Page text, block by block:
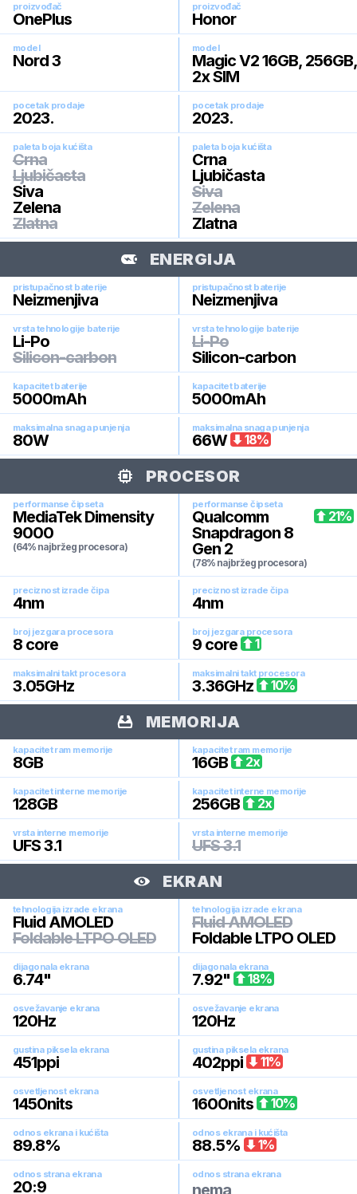
proizvođač
OnePlus
proizvođač
Honor
model
Nord 3
model
Magic V2 16GB, 256GB,
2x SIM
pocetak prodaje
2023.
pocetak prodaje
2023.
paleta boja kućišta
Crna
Ljubičasta
Siva
Zelena
Zlatna
paleta boja kućišta
Crna
Ljubičasta
Siva
Zelena
Zlatna
ENERGIJA
pristupačnost baterije
Neizmenjiva
pristupačnost baterije
Neizmenjiva
vrsta tehnologije baterije
Li-Po
Silicon-carbon
vrsta tehnologije baterije
Li-Po
Silicon-carbon
kapacitet baterije
5000mAh
kapacitet baterije
5000mAh
maksimalna snaga punjenja
80W
maksimalna snaga punjenja
66W 18%
PROCESOR
performanse čipseta
MediaTek Dimensity
9000
(64% najbržeg procesora)
performanse čipseta
Qualcomm
Snapdragon 8
Gen 2
(78% najbržeg procesora)
21%
preciznost izrade čipa
4nm
preciznost izrade čipa
4nm
broj jezgara procesora
8 core
broj jezgara procesora
9 core 1
maksimalni takt procesora
3.05GHz
maksimalni takt procesora
3.36GHz 10%
MEMORIJA
kapacitet ram memorije
8GB
kapacitet ram memorije
16GB 2x
kapacitet interne memorije
128GB
kapacitet interne memorije
256GB 2x
vrsta interne memorije
UFS 3.1
vrsta interne memorije
UFS 3.1
EKRAN
tehnologija izrade ekrana
Fluid AMOLED
Foldable LTPO OLED
tehnologija izrade ekrana
Fluid AMOLED
Foldable LTPO OLED
dijagonala ekrana
6.74"
dijagonala ekrana
7.92" 18%
osvežavanje ekrana
120Hz
osvežavanje ekrana
120Hz
gustina piksela ekrana
451ppi
gustina piksela ekrana
402ppi 11%
osvetljenost ekrana
1450nits
osvetljenost ekrana
1600nits 10%
odnos ekrana i kućišta
89.8%
odnos ekrana i kućišta
88.5% 1%
odnos strana ekrana
20:9
odnos strana ekrana
nema